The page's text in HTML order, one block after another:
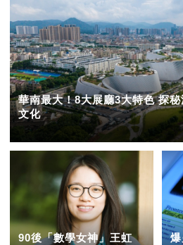
華南最大！8大展廳3大特色 探
文化
90後「數學女神」王虹